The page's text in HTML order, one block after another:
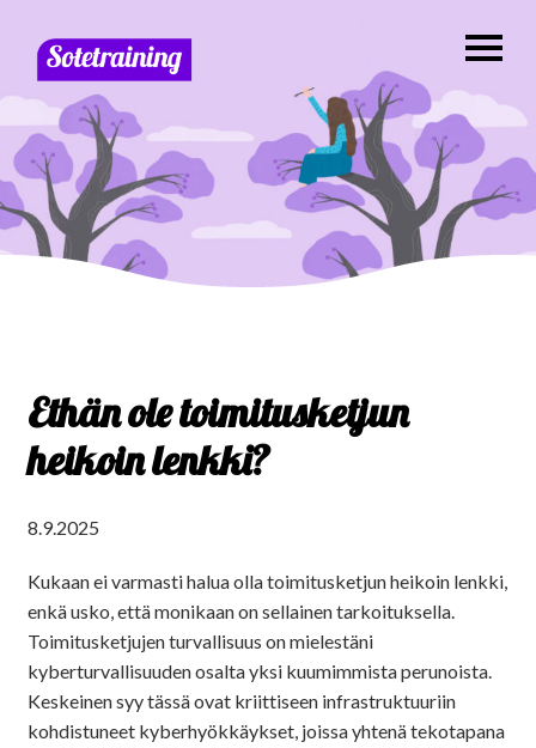
Ethän ole toimitusketjun
heikoin lenkki?
8.9.2025
Kukaan ei varmasti halua olla toimitusketjun heikoin lenkki,
enkä usko, että monikaan on sellainen tarkoituksella.
Toimitusketjujen turvallisuus on mielestäni
kyberturvallisuuden osalta yksi kuumimmista perunoista.
Keskeinen syy tässä ovat kriittiseen infrastruktuuriin
kohdistuneet kyberhyökkäykset, joissa yhtenä tekotapana